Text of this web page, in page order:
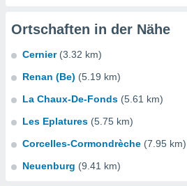
Ortschaften in der Nähe
Cernier (3.32 km)
Renan (Be) (5.19 km)
La Chaux-De-Fonds (5.61 km)
Les Eplatures (5.75 km)
Corcelles-Cormondrèche (7.95 km)
Neuenburg (9.41 km)